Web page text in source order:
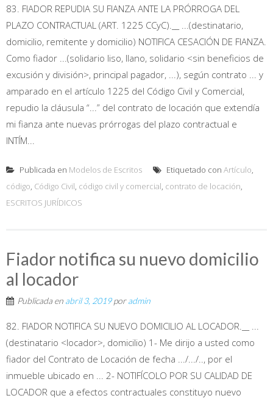
83. FIADOR REPUDIA SU FIANZA ANTE LA PRÓRROGA DEL
PLAZO CONTRACTUAL (ART. 1225 CCyC).__ ...(destinatario,
domicilio, remitente y domicilio) NOTIFICA CESACIÓN DE FIANZA.
Como fiador ...(solidario liso, llano, solidario <sin beneficios de
excusión y división>, principal pagador, ...), según contrato ... y
amparado en el artículo 1225 del Código Civil y Comercial,
repudio la cláusula “...” del contrato de locación que extendía
mi fianza ante nuevas prórrogas del plazo contractual e
INTÍM...
Publicada en Modelos de Escritos Etiquetado con Artículo,
código, Código Civil, código civil y comercial, contrato de locación,
ESCRITOS JURÍDICOS
Fiador notifica su nuevo domicilio
al locador
Publicada en abril 3, 2019poradmin
82. FIADOR NOTIFICA SU NUEVO DOMICILIO AL LOCADOR.__ ...
(destinatario <locador>, domicilio) 1- Me dirijo a usted como
fiador del Contrato de Locación de fecha .../.../.., por el
inmueble ubicado en ... 2- NOTIFÍCOLO POR SU CALIDAD DE
LOCADOR que a efectos contractuales constituyo nuevo